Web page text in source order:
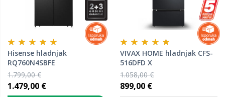
Hisense hladnjak
RQ760N4SBFE
1.799,00 €
1.479,00 €
VIVAX HOME hladnjak CFS-
516DFD X
1.058,00 €
899,00 €